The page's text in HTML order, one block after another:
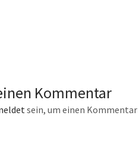
Kommentar
sein, um einen Kommentar